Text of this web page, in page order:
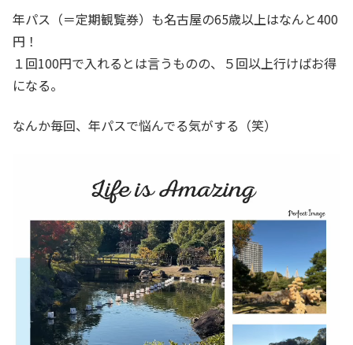
年パス（＝定期観覧券）も名古屋の65歳以上はなんと400
円！
１回100円で入れるとは言うものの、５回以上行けばお得
になる。
なんか毎回、年パスで悩んでる気がする（笑）